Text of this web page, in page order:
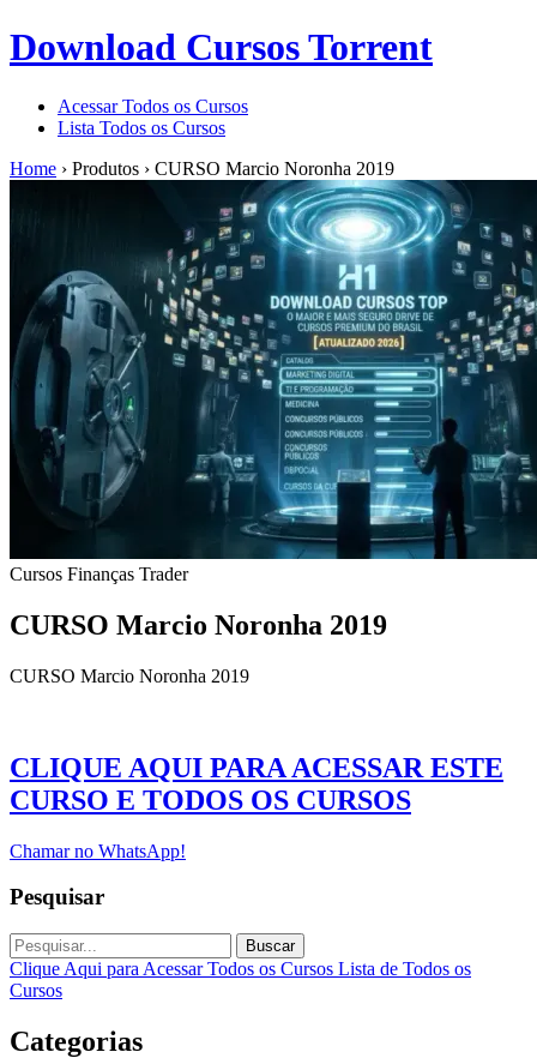
Download Cursos Torrent
Acessar Todos os Cursos
Lista Todos os Cursos
Home › Produtos › CURSO Marcio Noronha 2019
Cursos Finanças Trader
CURSO Marcio Noronha 2019
CURSO Marcio Noronha 2019
CLIQUE AQUI PARA ACESSAR ESTE
CURSO E TODOS OS CURSOS
Chamar no WhatsApp!
Pesquisar
Buscar
Clique Aqui para Acessar Todos os Cursos Lista de Todos os
Cursos
Categorias